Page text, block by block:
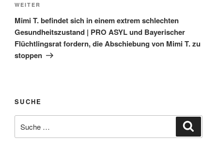
WEITER
Mimi T. befindet sich in einem extrem schlechten
Gesundheitszustand | PRO ASYL und Bayerischer
Flüchtlingsrat fordern, die Abschiebung von Mimi T. zu
stoppen
SUCHE